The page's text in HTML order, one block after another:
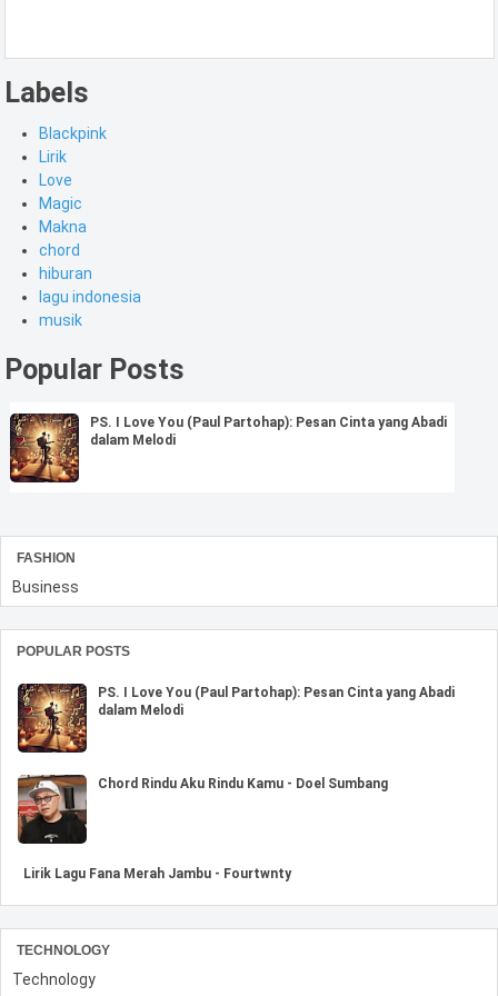
Labels
Blackpink
Lirik
Love
Magic
Makna
chord
hiburan
lagu indonesia
musik
Popular Posts
PS. I Love You (Paul Partohap): Pesan Cinta yang Abadi
dalam Melodi
FASHION
Business
POPULAR POSTS
PS. I Love You (Paul Partohap): Pesan Cinta yang Abadi
dalam Melodi
Chord Rindu Aku Rindu Kamu - Doel Sumbang
Lirik Lagu Fana Merah Jambu - Fourtwnty
TECHNOLOGY
Technology